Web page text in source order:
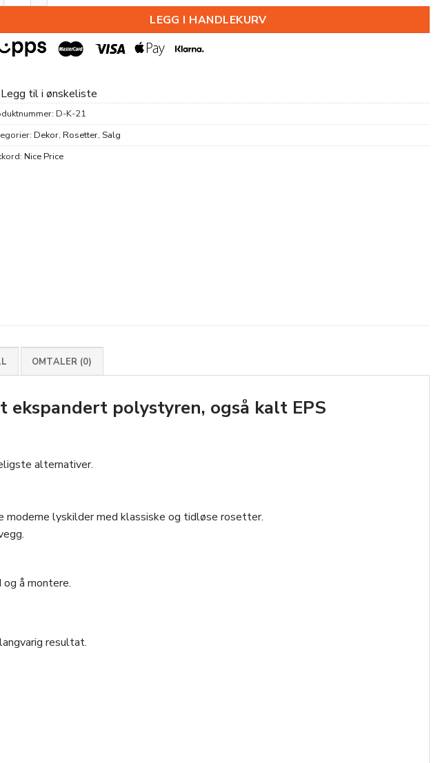
LEGG I HANDLEKURV
Legg til i ønskeliste
D-K-21
Dekor, Rosetter, Salg
Nice Price
OMTALER (0)
polystyren, også kalt EPS
alternativer.
moderne lyskilder med klassiske og tidløse rosetter.
å montere.
resultat.